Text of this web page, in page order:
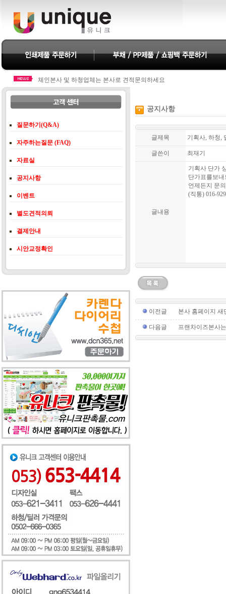
체인본사 및 하청업체는 본사로 견적문의하세요
체인본사 및 하청업체는 본사로 견적문의하세요
질문하기(Q&A)
자주하는질문 (FAQ)
자료실
공지사항
이벤트
별도견적의뢰
결제안내
시안교정확인
공지사항
글제목 기획사, 하청,
글쓴이 최재기
글내용
기획사 단가
단가표를보
언제든지 문
(직통) 016-
이전글 본사 홈페이지 새
다음글 프랜차이즈본사